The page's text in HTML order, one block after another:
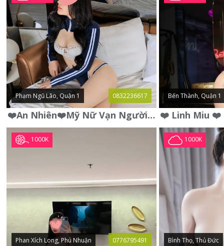
Phạm Ngũ Lão, Quận 1 0832236617
❤️An Nhiên❤️Mỹ Nữ Vạn Người Mê,Da Trắng, Mặt Xynh, Đẹp Từng
Bến Thành, Quận 1
1000K
Phan Xích Long, Phú Nhuận 0776795491
1000K
Bình Thọ, Thủ Đức